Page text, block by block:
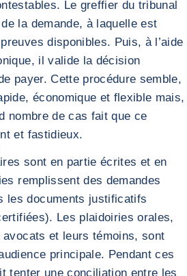
Le greffier du tribunal
la demande, à laquelle est
disponibles. Puis, à l’aide
il valide la décision
payer. Cette procédure semble,
économique et flexible mais,
nombre de cas fait que ce
et fastidieux.
sont en partie écrites et en
remplissent des demandes
les documents justificatifs
Les plaidoiries orales,
et leurs témoins, sont
principale. Pendant ces
tenter une conciliation entre les